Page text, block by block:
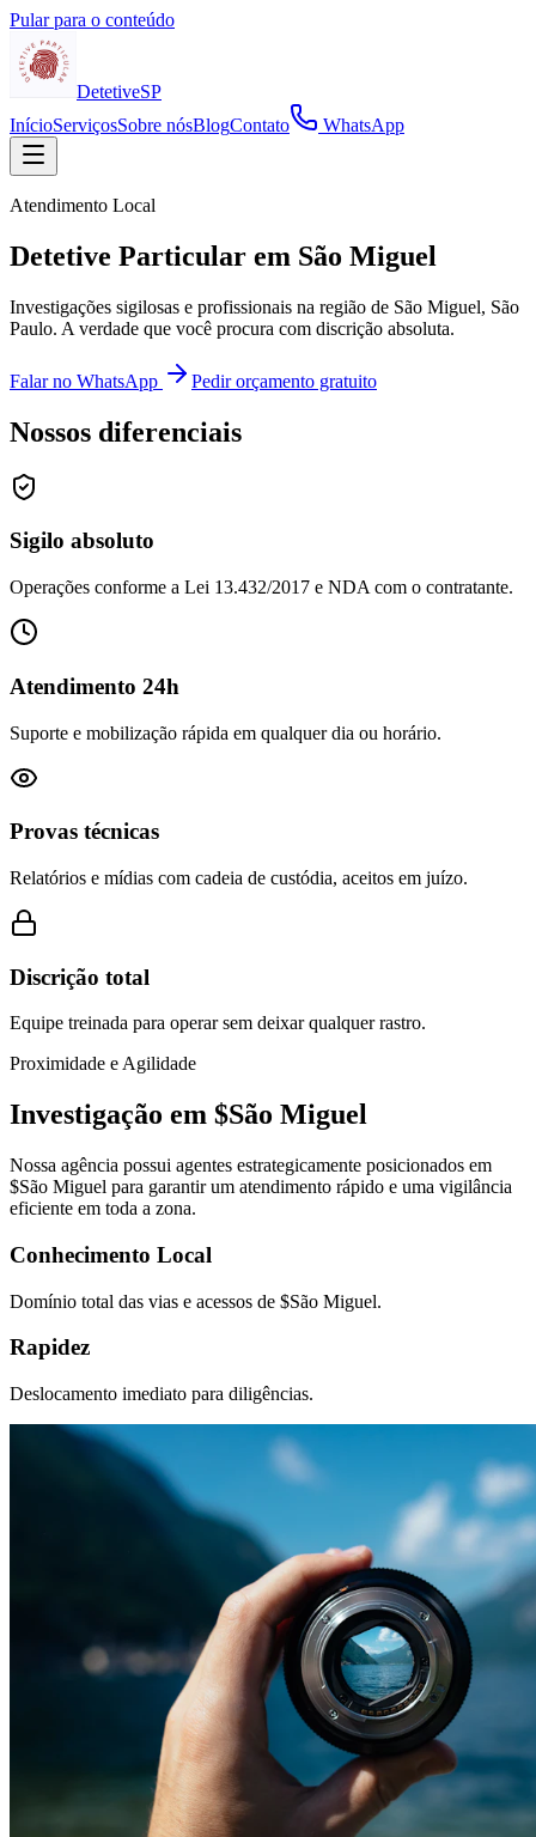
Pular para o conteúdo
DetetiveSP
InícioServiçosSobre nósBlogContato WhatsApp
Atendimento Local
Detetive Particular em São Miguel
Investigações sigilosas e profissionais na região de São Miguel, São
Paulo. A verdade que você procura com discrição absoluta.
Falar no WhatsApp Pedir orçamento gratuito
Nossos diferenciais
Sigilo absoluto
Operações conforme a Lei 13.432/2017 e NDA com o contratante.
Atendimento 24h
Suporte e mobilização rápida em qualquer dia ou horário.
Provas técnicas
Relatórios e mídias com cadeia de custódia, aceitos em juízo.
Discrição total
Equipe treinada para operar sem deixar qualquer rastro.
Proximidade e Agilidade
Investigação em $São Miguel
Nossa agência possui agentes estrategicamente posicionados em
$São Miguel para garantir um atendimento rápido e uma vigilância
eficiente em toda a zona.
Conhecimento Local
Domínio total das vias e acessos de $São Miguel.
Rapidez
Deslocamento imediato para diligências.